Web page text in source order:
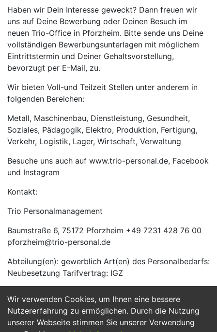
Wir verwenden Cookies, um Ihnen eine bessere
Nutzererfahrung zu ermöglichen. Durch die Nutzung
unserer Webseite stimmen Sie unserer Verwendung
Haben wir Dein Interesse geweckt? Dann freuen wir
uns auf Deine Bewerbung oder Deinen Besuch im
neuen Trio-Office in Pforzheim. Bitte sende uns Deine
vollständigen Bewerbungsunterlagen mit möglichem
Eintrittstermin und Deiner Gehaltsvorstellung,
bevorzugt per E-Mail, zu.
Wir bieten Voll-und Teilzeit Stellen unter anderem in
folgenden Bereichen:
Metall, Maschinenbau, Dienstleistung, Gesundheit,
Soziales, Pädagogik, Elektro, Produktion, Fertigung,
Verkehr, Logistik, Lager, Wirtschaft, Verwaltung
Besuche uns auch auf www.trio-personal.de, Facebook
und Instagram
Kontakt:
Trio Personalmanagement
Baumstraße 6, 75172 Pforzheim +49 7231 428 76 00
pforzheim@trio-personal.de
Abteilung(en): gewerblich Art(en) des Personalbedarfs:
Neubesetzung Tarifvertrag: IGZ
Jetzt Bewerben